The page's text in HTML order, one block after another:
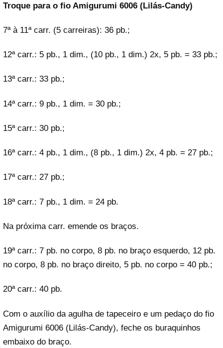
Troque para o fio Amigurumi 6006 (Lilás-Candy)
7ª à 11ª carr. (5 carreiras): 36 pb.;
12ª carr.: 5 pb., 1 dim., (10 pb., 1 dim.) 2x, 5 pb. = 33 pb.;
13ª carr.: 33 pb.;
14ª carr.: 9 pb., 1 dim. = 30 pb.;
15ª carr.: 30 pb.;
16ª carr.: 4 pb., 1 dim., (8 pb., 1 dim.) 2x, 4 pb. = 27 pb.;
17ª carr.: 27 pb.;
18ª carr.: 7 pb., 1 dim. = 24 pb.
Na próxima carr. emende os braços.
19ª carr.: 7 pb. no corpo, 8 pb. no braço esquerdo, 12 pb.
no corpo, 8 pb. no braço direito, 5 pb. no corpo = 40 pb.;
20ª carr.: 40 pb.
Com o auxílio da agulha de tapeceiro e um pedaço do fio
Amigurumi 6006 (Lilás-Candy), feche os buraquinhos
embaixo do braço.